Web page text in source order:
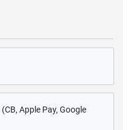
(CB, Apple Pay, Google